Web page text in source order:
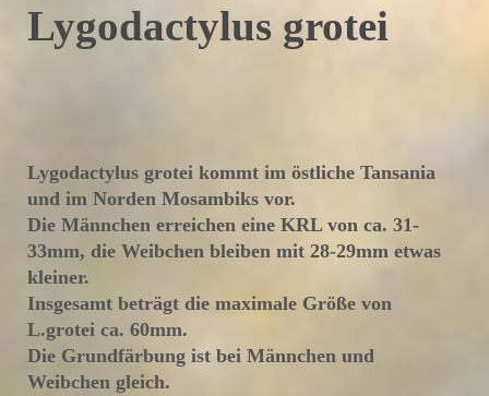
Lygodactylus grotei
Lygodactylus grotei kommt im östliche Tansania
und im Norden Mosambiks vor.
Die Männchen erreichen eine KRL von ca. 31-
33mm, die Weibchen bleiben mit 28-29mm etwas
kleiner.
Insgesamt beträgt die maximale Größe von
L.grotei ca. 60mm.
Die Grundfärbung ist bei Männchen und
Weibchen gleich.